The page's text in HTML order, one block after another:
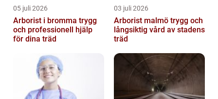
05 juli 2026
Arborist i bromma trygg
och professionell hjälp
för dina träd
03 juli 2026
Arborist malmö trygg och
långsiktig vård av stadens
träd